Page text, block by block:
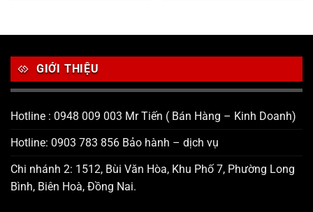
GIỚI THIỆU
Hotline : 0948 009 003 Mr Tiến ( Bán Hàng – Kinh Doanh)
Hotline: 0903 783 856 Bảo hành – dịch vụ
Chi nhánh 2: 1512, Bùi Văn Hòa, Khu Phố 7, Phường Long
Bình, Biên Hoà, Đồng Nai.